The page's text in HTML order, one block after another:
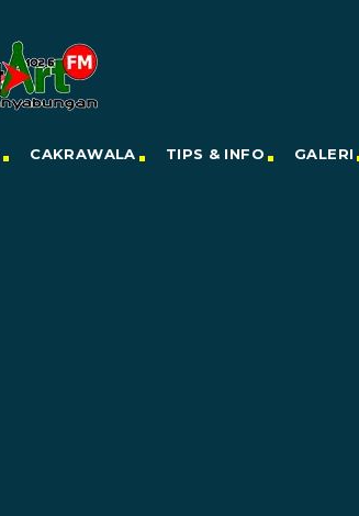
CAKRAWALA TIPS & INFO GALERI